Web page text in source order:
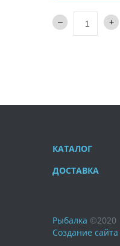
КАТАЛОГ
ДОСТАВКА
Рыбалка ©2020
Создание сайта